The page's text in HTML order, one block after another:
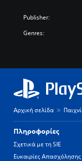
Publisher:
Genres:
Αρχική σελίδα
Πληροφορίες
Σχετικά με τη SIE
Ευκαιρίες Απασχόλησης